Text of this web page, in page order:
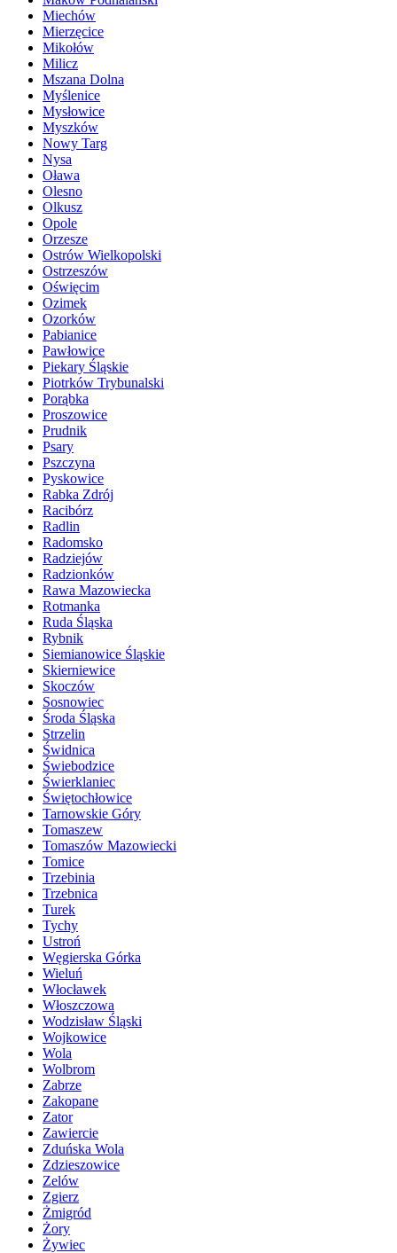
Miechów
Mierzęcice
Mikołów
Milicz
Mszana Dolna
Myślenice
Mysłowice
Myszków
Nowy Targ
Nysa
Oława
Olesno
Olkusz
Opole
Orzesze
Ostrów Wielkopolski
Ostrzeszów
Oświęcim
Ozimek
Ozorków
Pabianice
Pawłowice
Piekary Śląskie
Piotrków Trybunalski
Porąbka
Proszowice
Prudnik
Psary
Pszczyna
Pyskowice
Rabka Zdrój
Racibórz
Radlin
Radomsko
Radziejów
Radzionków
Rawa Mazowiecka
Rotmanka
Ruda Śląska
Rybnik
Siemianowice Śląskie
Skierniewice
Skoczów
Sosnowiec
Środa Śląska
Strzelin
Świdnica
Świebodzice
Świerklaniec
Świętochłowice
Tarnowskie Góry
Tomaszew
Tomaszów Mazowiecki
Tomice
Trzebinia
Trzebnica
Turek
Tychy
Ustroń
Węgierska Górka
Wieluń
Włocławek
Włoszczowa
Wodzisław Śląski
Wojkowice
Wola
Wolbrom
Zabrze
Zakopane
Zator
Zawiercie
Zduńska Wola
Zdzieszowice
Zelów
Zgierz
Żmigród
Żory
Żywiec